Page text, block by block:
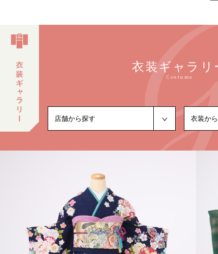
衣装ギャラリ
Costume